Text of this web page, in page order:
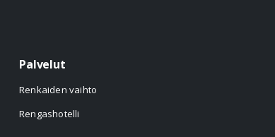
Palvelut
Renkaiden vaihto
Rengashotelli